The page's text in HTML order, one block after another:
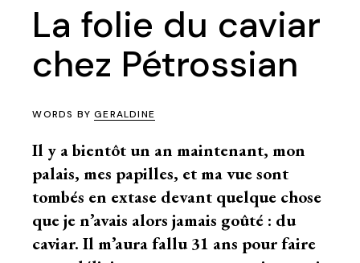
La folie du caviar
chez Pétrossian
WORDS BYGERALDINE
Il y a bientôt un an maintenant, mon
palais, mes papilles, et ma vue sont
tombés en extase devant quelque chose
que je n’avais alors jamais goûté : du
caviar. Il m’aura fallu 31 ans pour faire